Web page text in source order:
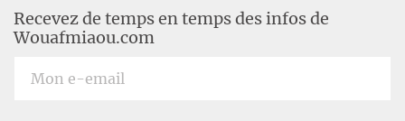
Recevez de temps en temps des infos de
Wouafmiaou.com